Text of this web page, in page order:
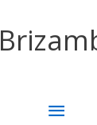
MENU